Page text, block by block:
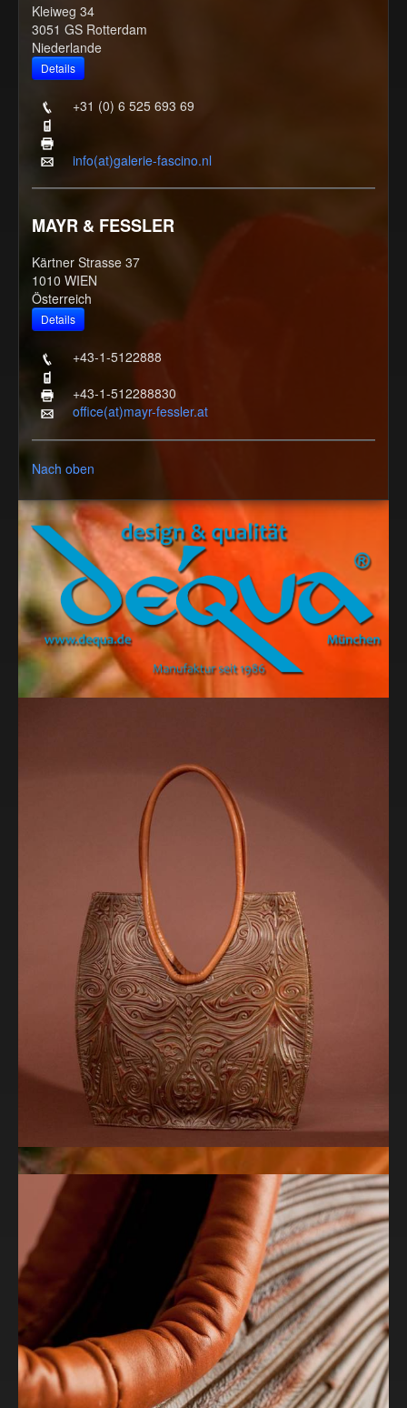
Kleiweg 34
3051 GS Rotterdam
Niederlande
+31 (0) 6 525 693 69
info(at)galerie-fascino.nl
MAYR & FESSLER
Kärtner Strasse 37
1010 WIEN
Österreich
+43-1-5122888
+43-1-512288830
office(at)mayr-fessler.at
Nach oben